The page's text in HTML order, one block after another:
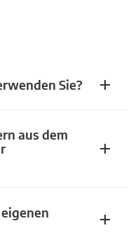
Sie?
aus dem